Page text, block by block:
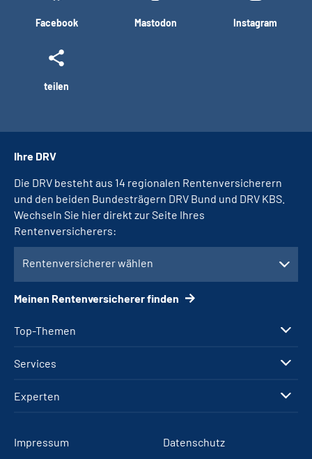
Facebook Mastodon Instagram
teilen
Top-Themen
Services
Experten
Ihre DRV
Die DRV besteht aus 14 regionalen Rentenversicherern
und den beiden Bundesträgern DRV Bund und DRV KBS.
Wechseln Sie hier direkt zur Seite Ihres
Rentenversicherers:
Rentenversicherer wählen
Meinen Rentenversicherer finden
Impressum
Datenschutz